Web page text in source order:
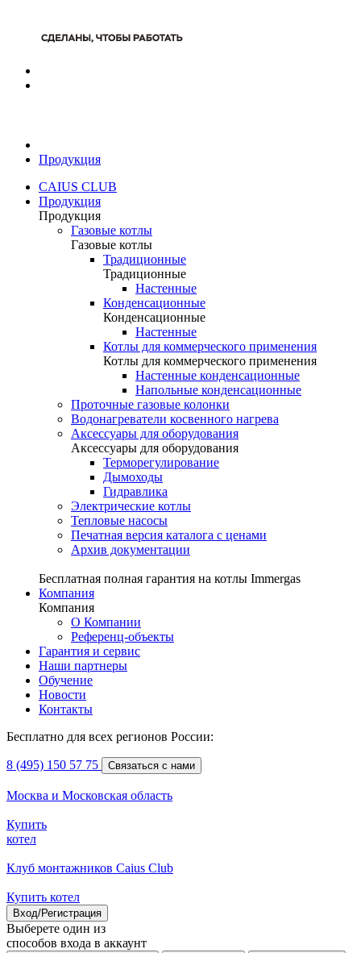
Продукция
CAIUS CLUB
Продукция
Продукция
Газовые котлы
Газовые котлы
Традиционные
Традиционные
Настенные
Конденсационные
Конденсационные
Настенные
Котлы для коммерческого применения
Котлы для коммерческого применения
Настенные конденсационные
Напольные конденсационные
Проточные газовые колонки
Водонагреватели косвенного нагрева
Аксессуары для оборудования
Аксессуары для оборудования
Терморегулирование
Дымоходы
Гидравлика
Электрические котлы
Тепловые насосы
Печатная версия каталога с ценами
Архив документации
Бесплатная полная гарантия на котлы Immergas
Компания
Компания
О Компании
Референц-объекты
Гарантия и сервис
Наши партнеры
Обучение
Новости
Контакты
Бесплатно для всех регионов России:
8 (495) 150 57 75 Связаться с нами
Москва и Московская область
Купить
котел
Клуб монтажников Caius Club
Купить котел
Вход/Регистрация
Выберете один из
способов входа в аккаунт